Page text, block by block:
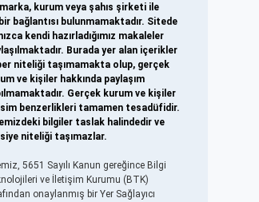
kurum veya şahıs şirketi ile
bağlantısı bulunmamaktadır. Sitede
kendi hazırladığımız makaleler
Burada yer alan içerikler
niteliği taşımamakta olup, gerçek
ve kişiler hakkında paylaşım
Gerçek kurum ve kişiler
benzerlikleri tamamen tesadüfidir.
bilgiler taslak halindedir ve
niteliği taşımazlar.
5651 Sayılı Kanun gereğince Bilgi
ve İletişim Kurumu (BTK)
onaylanmış bir Yer Sağlayıcı